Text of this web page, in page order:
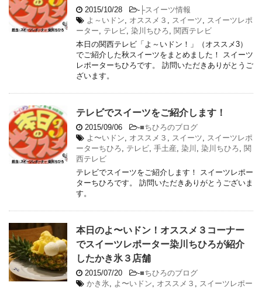
2015/10/28 - ├スイーツ情報
よ～いドン, オススメ３ , スイーツ, スイーツレポ
ーター, テレビ, 染川ちひろ , 関西テレビ
本日の関西テレビ「よ～いドン！」（オススメ3）
でご紹介した秋スイーツをまとめました！ スイーツ
レポーターちひろです。 訪問いただきありがとうご
ざいます。
テレビでスイーツをご紹介します！
2015/09/06 -■ちひろのブログ
よ〜いドン, オススメ３ , スイーツ, スイーツレポ
ーターちひろ , テレビ, 手土産, 染川 , 染川ちひろ , 関
西テレビ
テレビでスイーツをご紹介します！ スイーツレポー
ターちひろです。 訪問いただきありがとうございま
す。
本日のよ〜いドン！オススメ３コーナー
でスイーツレポーター染川ちひろが紹介
したかき氷３店舗
2015/07/20 -■ちひろのブログ
かき氷, よ〜いドン, オススメ３ , スイーツレポー